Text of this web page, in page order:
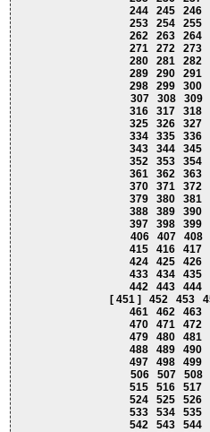
244
245
246
253
254
255
262
263
264
271
272
273
280
281
282
289
290
291
298
299
300
307
308
309
316
317
318
325
326
327
334
335
336
343
344
345
352
353
354
361
362
363
370
371
372
379
380
381
388
389
390
397
398
399
406
407
408
415
416
417
424
425
426
433
434
435
442
443
444
[ 451 ]
452 453
461
462
463
470
471
472
479
480
481
488
489
490
497
498
499
506
507
508
515
516
517
524
525
526
533
534
535
542
543
544